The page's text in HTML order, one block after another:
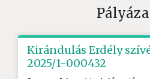
Kirándulás Erdély
2025/1-000432